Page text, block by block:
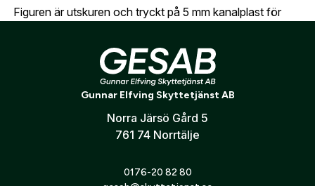
Figuren är utskuren och tryckt på 5 mm kanalplast för
Yttertemperatur +15 grader.
Tavlan är framtagen i samarbete med veterinär Bengt
Röken, Kolmården.
uppgifter.
Är du en förening eller ett företag? Kontakta
oss så hjälper vi dig att skapa ett konto.
Skapa konto
Land:*
(kommer bli ditt användarnamn)
Verifiera e-post: *
Gunnar Elfving Skyttetjänst AB
Norra Järsö Gård 5
761 74 Norrtälje
0176-20 82 80